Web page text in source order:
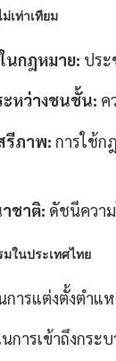
เท่าเทียม
นกฎหมาย: ปร
ะหว่างชนชั้น: ค
รีภาพ: การใช้ก
ชาติ: ดัชนีควา
ในประเทศไทย
การแต่งตั้งตำแ
การเข้าถึงกระ